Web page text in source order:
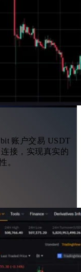
账户交易 USDT
接，实现真实的
。